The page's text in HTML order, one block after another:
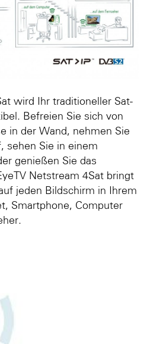
wird Ihr traditioneller Sat-
Befreien Sie sich von
in der Wand, nehmen Sie
sehen Sie in einem
genießen Sie das
Netstream 4Sat bringt
jeden Bildschirm in Ihrem
Smartphone, Computer